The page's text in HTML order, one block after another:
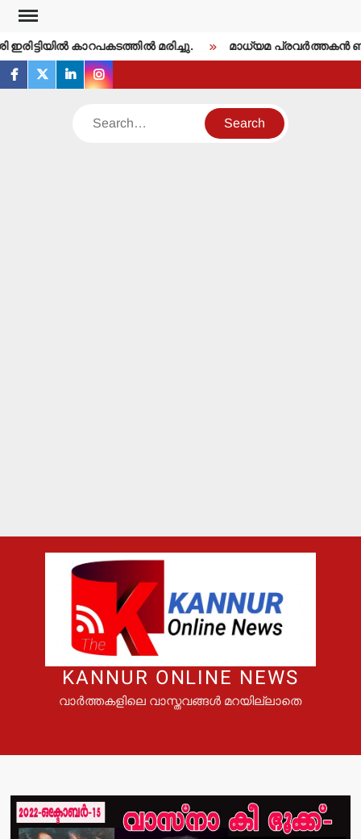
Skip
content
കാറപകടത്തില്‍ മരിച്ചു. മാധ്യമ പ്രവര്‍ത്തകന്‍
facebook
twitterlinkedininstagram
Search
KANNUR ONLINE NEWS
വാർത്തകളിലെ വാസ്തവങ്ങൾ മറയില്ലാതെ